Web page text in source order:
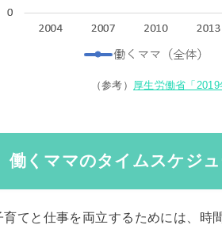
（参考） 厚生労働省「2019
働くママのタイムスケジ
育てと仕事を両立するためには、時